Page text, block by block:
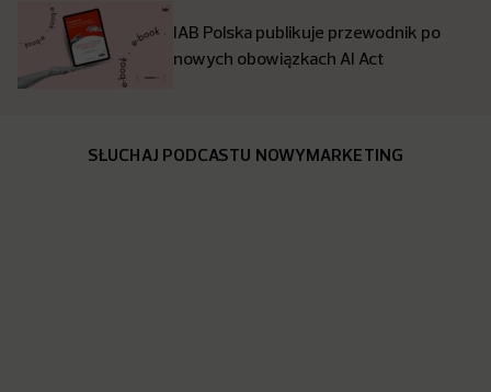
IAB Polska publikuje przewodnik po
nowych obowiązkach AI Act
SŁUCHAJ PODCASTU NOWYMARKETING